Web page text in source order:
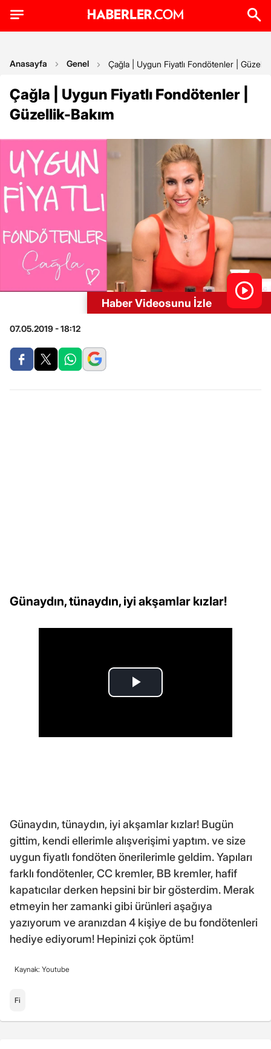
Anasayfa Genel Çağla | Uygun Fiyatlı Fondötenler |
Çağla | Uygun Fiyatlı Fondötenler |
Güzellik-Bakım
Haber Videosunu İzle
07.05.2019 - 18:12
Günaydın, tünaydın, iyi akşamlar kızlar!
Günaydın, tünaydın, iyi akşamlar kızlar! Bugün
gittim, kendi ellerimle alışverişimi yaptım. ve size
uygun fiyatlı fondöten önerilerimle geldim. Yapıları
farklı fondötenler, CC kremler, BB kremler, hafif
kapatıcılar derken hepsini bir bir gösterdim. Merak
etmeyin her zamanki gibi ürünleri aşağıya
yazıyorum ve aranızdan 4 kişiye de bu fondötenleri
hediye ediyorum! Hepinizi çok öptüm!
Kaynak: Youtube
Fi